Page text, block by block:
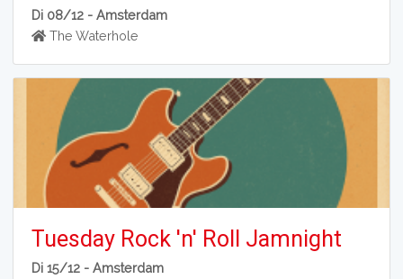
Di 08/12 -Amsterdam
The Waterhole
Tuesday Rock 'n' Roll Jamnight
Di 15/12 -Amsterdam